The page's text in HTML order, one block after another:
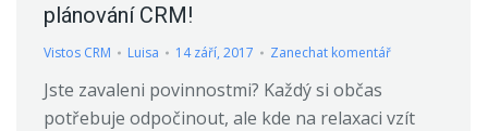
plánování CRM!
Vistos CRM Luisa 14 září, 2017 Zanechat komentář
Jste zavaleni povinnostmi? Každý si občas
potřebuje odpočinout, ale kde na relaxaci vzít